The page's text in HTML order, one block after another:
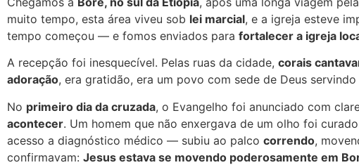
muito tempo, esta área viveu sob lei marcial, e a igreja esteve
tempo começou — e fomos enviados para fortalecer a igreja
A recepção foi inesquecível. Pelas ruas da cidade, corais
adoração, era gratidão, era um povo com sede de Deus
No primeiro dia da cruzada, o Evangelho foi anunciado com
acontecer. Um homem que não enxergava de um olho foi
acesso a diagnóstico médico — subiu ao palco correndo,
confirmavam: Jesus estava se movendo poderosamente em